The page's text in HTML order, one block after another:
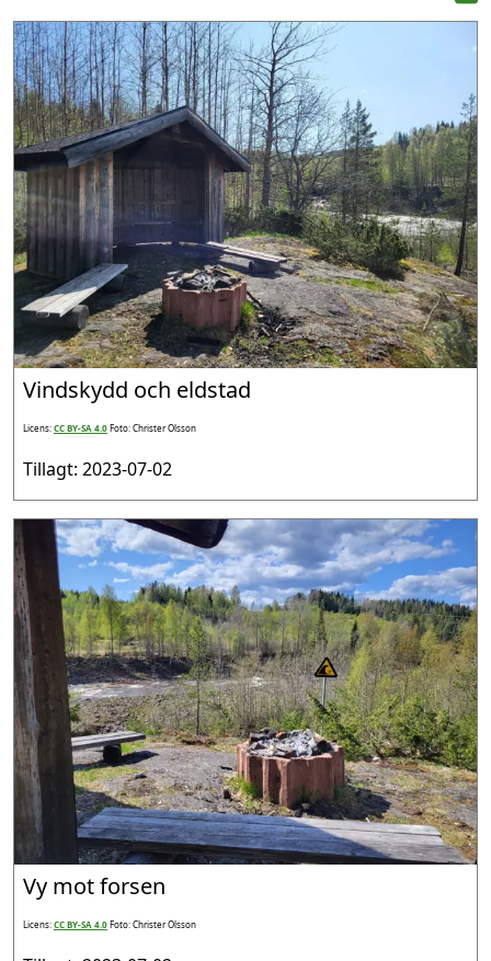
Vindskydd och eldstad
Licens:CC BY-SA 4.0Foto: Christer Olsson
Tillagt: 2023-07-02
Vy mot forsen
Licens:CC BY-SA 4.0 Foto: Christer Olsson